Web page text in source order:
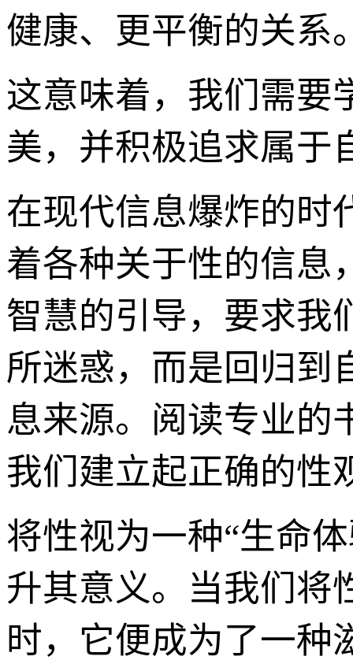
健康、更平衡的关系
这意味着，我们需要
美，并积极追求属于
在现代信息爆炸的时
着各种关于性的信息
智慧的引导，要求我
所迷惑，而是回归到
息来源。阅读专业的
我们建立起正确的性
将性视为一种“生命
升其意义。当我们将
时，它便成为了一种